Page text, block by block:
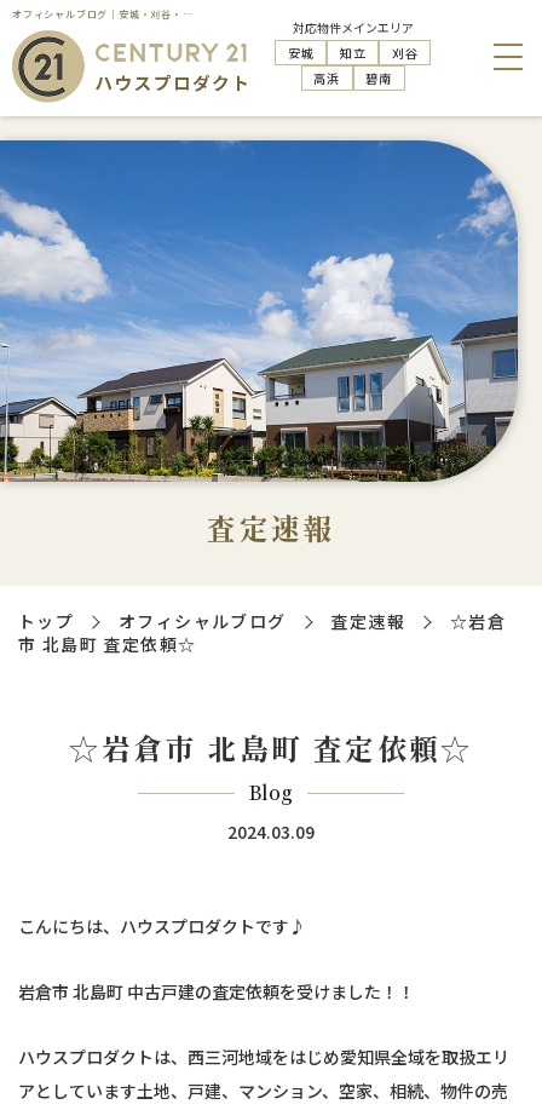
オフィシャルブログ｜安城・刈谷・知立・高浜の不動産売却はハウスプロダクト
対応物件メインエリア
安城
知立
刈谷
高浜
碧南
査定速報
トップ オフィシャルブログ 査定速報
☆岩倉
市 北島町 査定依頼☆
☆岩倉市 北島町 査定依頼☆
Blog
2024.03.09
こんにちは、ハウスプロダクトです♪
岩倉市 北島町 中古戸建の査定依頼を受けました！！
ハウスプロダクトは、西三河地域をはじめ愛知県全域を取扱エリ
アとしています土地、戸建、マンション、空家、相続、物件の売